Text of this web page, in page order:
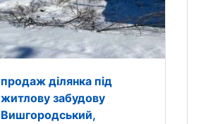
продаж ділянка під
житлову забудову
Вишгородський,